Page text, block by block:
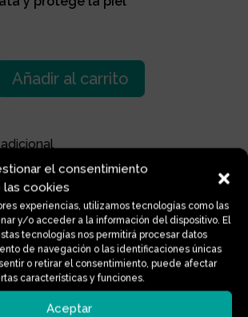
el consentimiento
las cookies
experiencias, utilizamos tecnologías como las
y/o acceder a la información del dispositivo. El
tecnologías nos permitirá procesar datos
de navegación o las identificaciones únicas
o retirar el consentimiento, puede afectar
características y funciones.
Aceptar
Añadir al carrito
facial y corporal elaborado con
girasol, almendras dulces,
azúcar y pomelo, perfecto para